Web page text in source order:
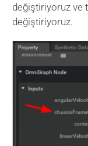
değiştiriyoruz ve
değiştiriyoruz.